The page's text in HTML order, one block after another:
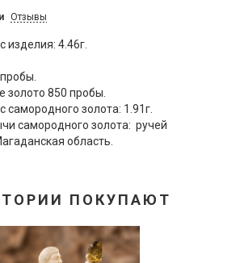
Отзывы
изделия: 4.46г.
золото 850 пробы.
самородного золота: 1.91г.
самородного золота: ручей
область.
ПОКУПАЮТ